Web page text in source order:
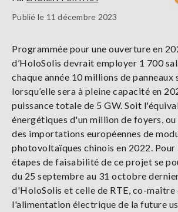
Publié le 11 décembre 2023
Programmée pour une ouverture en
d’HoloSolis devrait employer 1 700
chaque année 10 millions de panneaux
lorsqu’elle sera à pleine capacité en
puissance totale de 5 GW. Soit
énergétiques d'un million de foyers, ou
des importations européennes de
photovoltaïques chinois en 2022. Pour
étapes de faisabilité de ce projet se
du 25 septembre au 31 octobre
d'HoloSolis et celle de RTE, co-maître
l'alimentation électrique de la future